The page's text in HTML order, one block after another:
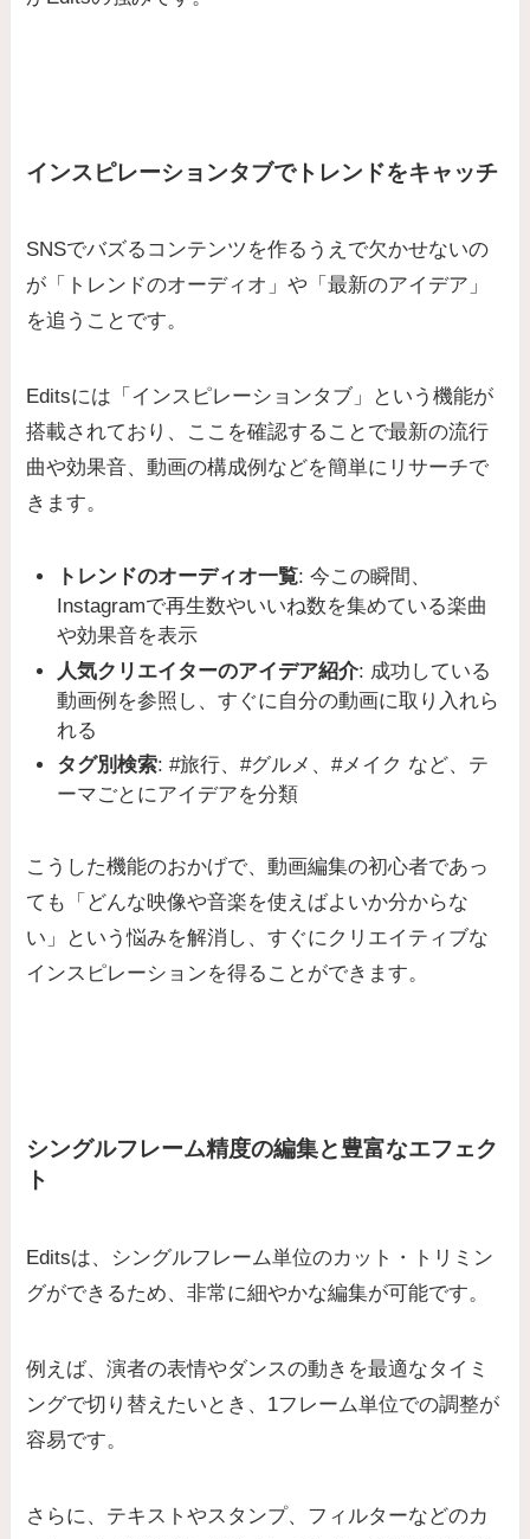
インスピレーションタブでトレンドをキャッチ
SNSでバズるコンテンツを作るうえで欠かせないの
が「トレンドのオーディオ」や「最新のアイデア」
を追うことです。
Editsには「インスピレーションタブ」という機能が
搭載されており、ここを確認することで最新の流行
曲や効果音、動画の構成例などを簡単にリサーチで
きます。
トレンドのオーディオ一覧: 今この瞬間、
Instagramで再生数やいいね数を集めている楽曲
や効果音を表示
人気クリエイターのアイデア紹介: 成功している
動画例を参照し、すぐに自分の動画に取り入れら
れる
タグ別検索: #旅行、#グルメ、#メイク など、テ
ーマごとにアイデアを分類
こうした機能のおかげで、動画編集の初心者であっ
ても「どんな映像や音楽を使えばよいか分からな
い」という悩みを解消し、すぐにクリエイティブな
インスピレーションを得ることができます。
シングルフレーム精度の編集と豊富なエフェク
ト
Editsは、シングルフレーム単位のカット・トリミン
グができるため、非常に細やかな編集が可能です。
例えば、演者の表情やダンスの動きを最適なタイミ
ングで切り替えたいとき、1フレーム単位での調整が
容易です。
さらに、テキストやスタンプ、フィルターなどのカ